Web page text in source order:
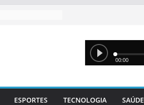
ESPORTES TECNOLOGIA SAÚDE